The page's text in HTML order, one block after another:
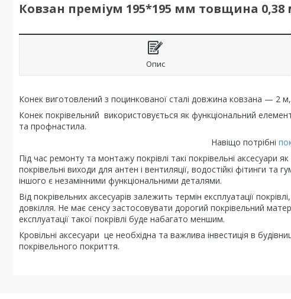
Ковзан преміум 195*195 мм товщина
Опис
Конек виготовлений з поцинкованої сталі довжина ковзана —
Конек покрівельний використовується як функціональний
та профнастила.
Навіщо потрібні
Під час ремонту та монтажу покрівлі такі покрівельні аксесуари
покрівельні виходи для антен і вентиляції, водостійкі фітинги та
іншого є незамінними функціональними деталями.
Від покрівельних аксесуарів залежить термін експлуатації
довкілля. Не має сенсу застосовувати дорогий покрівельний
експлуатації такої покрівлі буде набагато меншим.
Кровільні аксесуари це необхідна та важлива інвестиція в
покрівельного покриття.